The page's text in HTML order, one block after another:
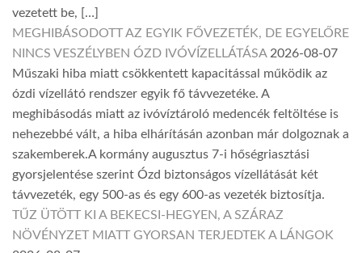
vezetett be, […]
MEGHIBÁSODOTT AZ EGYIK FŐVEZETÉK, DE EGYELŐRE
NINCS VESZÉLYBEN ÓZD IVÓVÍZELLÁTÁSA 2026-08-07
Műszaki hiba miatt csökkentett kapacitással működik az
ózdi vízellátó rendszer egyik fő távvezetéke. A
meghibásodás miatt az ivóvíztároló medencék feltöltése is
nehezebbé vált, a hiba elhárításán azonban már dolgoznak a
szakemberek.A kormány augusztus 7-i hőségriasztási
gyorsjelentése szerint Ózd biztonságos vízellátását két
távvezeték, egy 500-as és egy 600-as vezeték biztosítja.
TŰZ ÜTÖTT KI A BEKECSI-HEGYEN, A SZÁRAZ
NÖVÉNYZET MIATT GYORSAN TERJEDTEK A LÁNGOK